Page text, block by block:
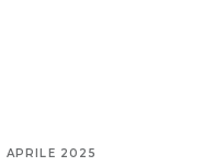
APRILE 2025